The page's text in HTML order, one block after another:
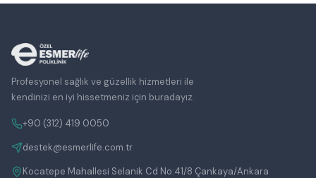
Profesyonel sağlık ve güzellik hizmetleri ile
kendinizi en iyi hissetmeniz için buradayız.
+90 (312) 419 0050
destek@esmerlife.com.tr
Kocatepe Mahallesi Selanik Cd No:41/8 Çankaya/Ankara